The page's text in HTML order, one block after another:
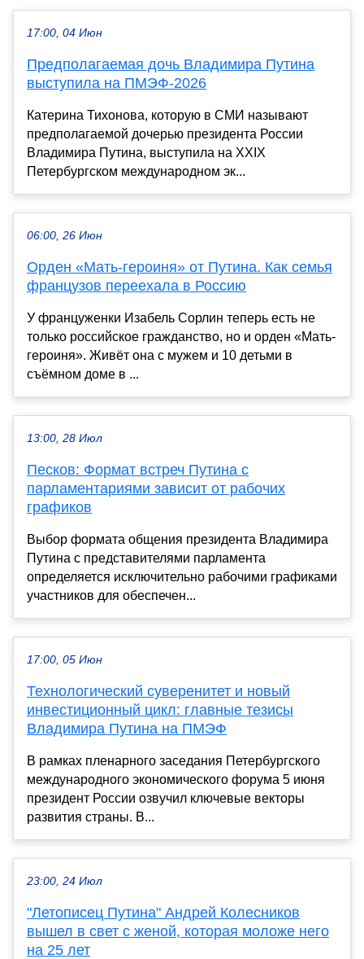
17:00, 04 Июн
Предполагаемая дочь Владимира Путина
выступила на ПМЭФ-2026
Катерина Тихонова, которую в СМИ называют
предполагаемой дочерью президента России
Владимира Путина, выступила на XXIX
Петербургском международном эк...
06:00, 26 Июн
Орден «Мать-героиня» от Путина. Как семья
французов переехала в Россию
У француженки Изабель Сорлин теперь есть не
только российское гражданство, но и орден «Мать-
героиня». Живёт она с мужем и 10 детьми в
съёмном доме в ...
13:00, 28 Июл
Песков: Формат встреч Путина с
парламентариями зависит от рабочих
графиков
Выбор формата общения президента Владимира
Путина с представителями парламента
определяется исключительно рабочими графиками
участников для обеспечен...
17:00, 05 Июн
Технологический суверенитет и новый
инвестиционный цикл: главные тезисы
Владимира Путина на ПМЭФ
В рамках пленарного заседания Петербургского
международного экономического форума 5 июня
президент России озвучил ключевые векторы
развития страны. В...
23:00, 24 Июл
"Летописец Путина" Андрей Колесников
вышел в свет с женой, которая моложе него
на 25 лет